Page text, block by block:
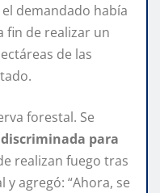
demandado había
fin de realizar un
de las
forestal. Se
para
realizan fuego tras
y agregó: “Ahora, se